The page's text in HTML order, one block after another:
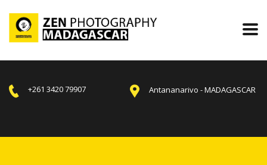
+261 3420 79907 Antananarivo - MADAGASCAR